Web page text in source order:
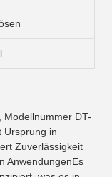
Modellnummer DT-
Ursprung in
Zuverlässigkeit
AnwendungenEs